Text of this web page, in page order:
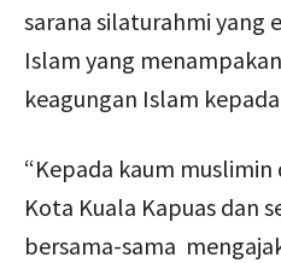
sarana silaturahmi yang
Islam yang
keagungan Islam
“Kepada kaum
Kota Kuala Kapuas dan
bersama-sama